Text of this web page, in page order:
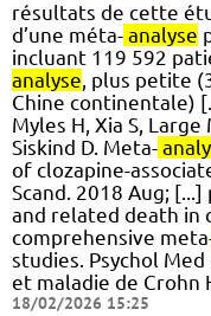
résultats de cette
d’une méta- analyse
incluant 119 592
analyse, plus petite
Chine continentale)
Myles H, Xia S, Large
Siskind D. Meta-
of clozapine-
Scand. 2018 Aug;
and related death in
comprehensive
studies. Psychol
et maladie de Crohn
18/02/2026 15:25